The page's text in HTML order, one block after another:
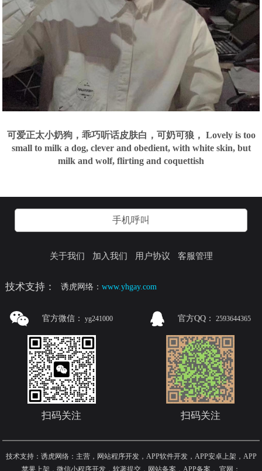
可爱正太小奶狗，乖巧听话皮肤白，可奶可狼， Lovely is too
small to milk a dog, clever and obedient, with white skin, but
milk and wolf, flirting and coquettish
手机呼叫
关于我们 加入我们 用户协议 客服管理
技术支持： 诱虎网络：www.yhgay.com
官方微信： yg241000
扫码关注
官方QQ： 2593644365
扫码关注
技术支持：诱虎网络：主营，网站程序开发，APP软件开发，APP安卓上架，APP
苹果上架，微信小程序开发，软著提交，网站备案，APP备案 ， 官网：